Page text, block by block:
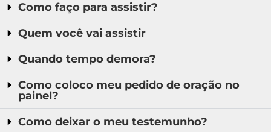
Como faço para assistir?
Quem você vai assistir
Quando tempo demora?
Como coloco meu pedido de oração no
painel?
Como deixar o meu testemunho?